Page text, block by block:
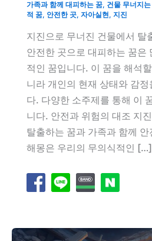
가족과 함께 대피하는 꿈, 건물 무너지는
적 꿈, 안전한 곳, 자아실현, 지진
지진으로 무너진 건물에서 탈
안전한 곳으로 대피하는 꿈은
적인 꿈입니다. 이 꿈을 해석
니라 개인의 현재 상태와 감
다. 다양한 소주제를 통해 이
니다. 안전과 위험의 대조 지
탈출하는 꿈과 가족과 함께
해몽은 우리의 무의식적인 […]